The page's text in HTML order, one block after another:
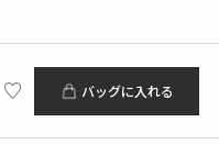
バッグに入れる